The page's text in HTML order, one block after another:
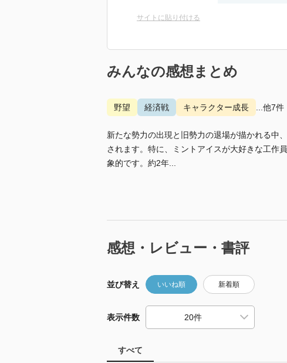
サイトに貼り付ける
みんなの感想まとめ
野望 経済戦 キャラクター成長 ...他7件
新たな勢力の出現と旧勢力の退場が描かれる中
されます。特に、ミントアイスが大好きな工作
象的です。約2年...
感想・レビュー・書評
並び替え いいね順 新着順
表示件数
すべて